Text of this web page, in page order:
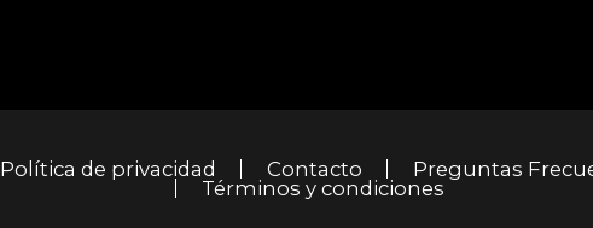
Política de privacidad Contacto
Preguntas
Términos y condiciones